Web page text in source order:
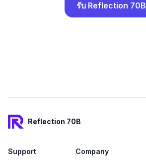
รับ Reflection 70B
FooterReflection 70B
Support Company